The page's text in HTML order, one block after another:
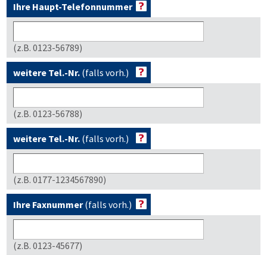
Ihre Haupt-Telefonnummer
(z.B. 0123-56789)
weitere Tel.-Nr. (falls vorh.)
(z.B. 0123-56788)
weitere Tel.-Nr. (falls vorh.)
(z.B. 0177-1234567890)
Ihre Faxnummer(falls vorh.)
(z.B. 0123-45677)